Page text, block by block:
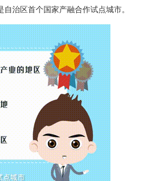
治区首个国家产融合作试点城市。